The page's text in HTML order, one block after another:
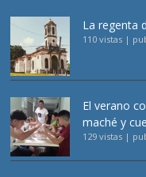
La regenta
110 vistas |
El verano
maché y
129 vistas |